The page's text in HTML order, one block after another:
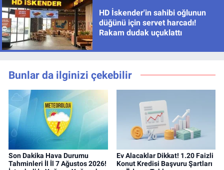
HD İskender'in sahibi oğlunun
düğünü için servet harcadı!
Rakam dudak uçuklattı
Bunlar da ilginizi çekebilir
Son Dakika Hava Durumu
Tahminleri İl İl 7 Ağustos 2026!
Ev Alacaklar Dikkat! 1.20 Faizli
Konut Kredisi Başvuru Şartları